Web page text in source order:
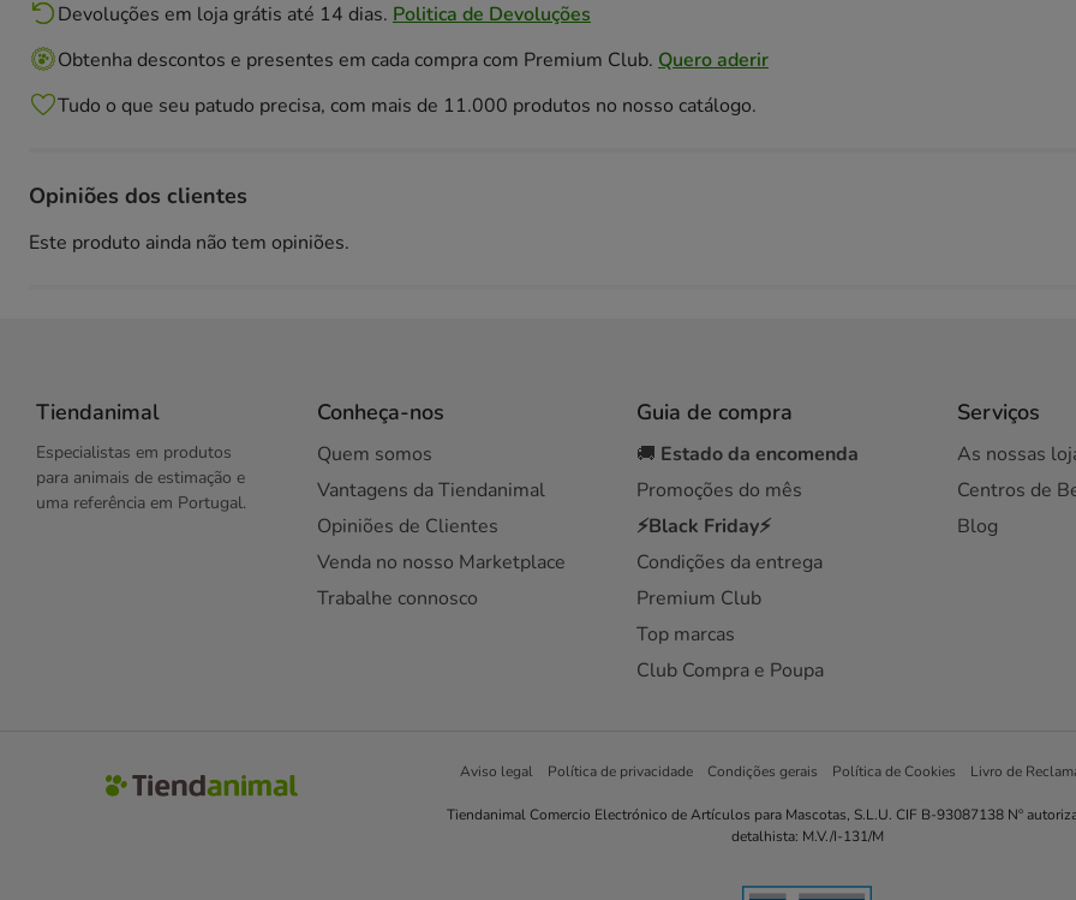
Devoluções em loja grátis até 14 dias. Politica de Devoluções
Obtenha descontos e presentes em cada compra com Premium Club. Quero aderir
Tudo o que seu patudo precisa, com mais de 11.000 produtos no nosso catálogo.
Opiniões dos clientes
Este produto ainda não tem opiniões.
Tiendanimal
Especialistas em produtos
para animais de estimação e
uma referência em Portugal.
Conheça-nos
Quem somos
Vantagens da Tiendanimal
Opiniões de Clientes
Venda no nosso Marketplace
Trabalhe connosco
Guia de compra
🚚 Estado da encomenda
Promoções do mês
⚡Black Friday⚡
Condições da entrega
Premium Club
Top marcas
Club Compra e Poupa
Serviços
As nossas
Centros de
Blog
Aviso legal Política de privacidade Condições gerais Política de Cookies Livro de
Tiendanimal Comercio Electrónico de Artículos para Mascotas, S.L.U. CIF B-93087138 Nº
detalhista: M.V./I-131/M